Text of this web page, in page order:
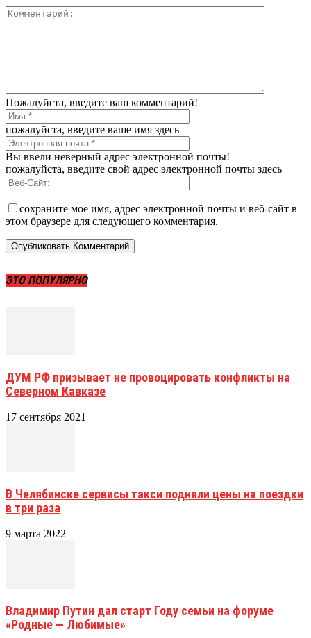
Пожалуйста, введите ваш комментарий!
пожалуйста, введите ваше имя здесь
Вы ввели неверный адрес электронной почты!
пожалуйста, введите свой адрес электронной почты здесь
сохраните мое имя, адрес электронной почты и веб-сайт в
этом браузере для следующего комментария.
ЭТО ПОПУЛЯРНО
ДУМ РФ призывает не провоцировать конфликты на
Северном Кавказе
17 сентября 2021
В Челябинске сервисы такси подняли цены на поездки
в три раза
9 марта 2022
Владимир Путин дал старт Году семьи на форуме
«Родные — Любимые»